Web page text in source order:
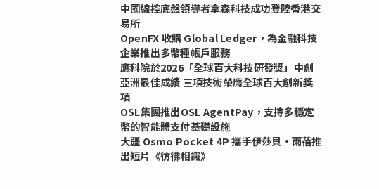
中國線控底盤領導者拿森科技成功登陸香港交
易所
OpenFX 收購 Global Ledger，為金融科技
企業推出多幣種帳戶服務
應科院於2026「全球百大科技研發獎」中創
亞洲最佳成績 三項技術榮膺全球百大創新獎
項
OSL集團推出OSL AgentPay，支持多穩定
幣的智能體支付基礎設施
大疆 Osmo Pocket 4P 攜手伊莎貝•雨蓓推
出短片《彷彿相識》